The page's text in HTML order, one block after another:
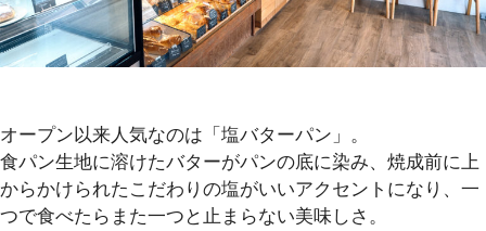
オープン以来人気なのは「塩バターパン」。
食パン生地に溶けたバターがパンの底に染み、焼成前に上
からかけられたこだわりの塩がいいアクセントになり、一
つで食べたらまた一つと止まらない美味しさ。